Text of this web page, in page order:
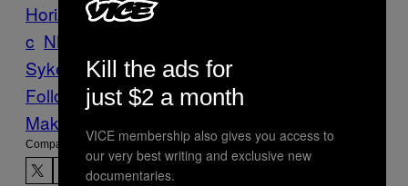
Horizon coldplay
c NME
Sykes
pelea
Follow Us On Discover
Make Us Preferred In Top Stories
Compartir:
Kill the ads for
just $2 a month
VICE membership also gives you access to
our very best writing and exclusive new
documentaries.